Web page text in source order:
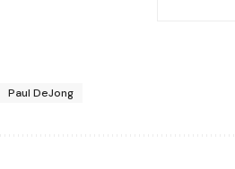
Paul DeJong